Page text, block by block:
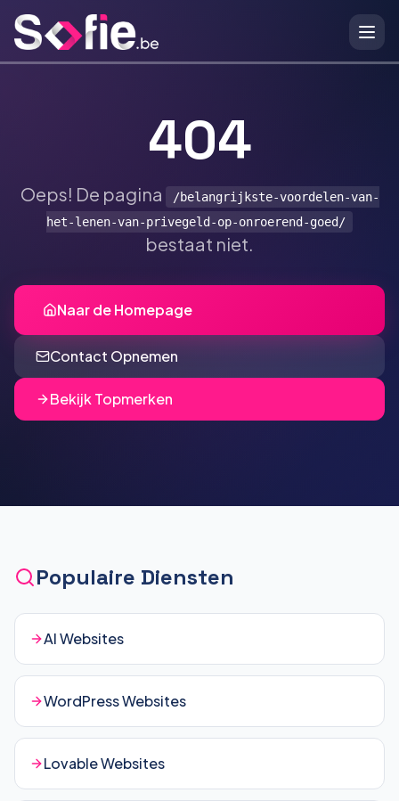
404
Oeps! De pagina
/belangrijkste-voordelen-van-
het-lenen-van-privegeld-op-onroerend-goed/
bestaat niet.
Naar de Homepage
Contact Opnemen
Bekijk Topmerken
Populaire Diensten
AI Websites
WordPress Websites
Lovable Websites